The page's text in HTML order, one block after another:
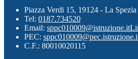
Piazza Verdi 15, 19124 - La Spezia
Tel: 0187.734520
Email: sppc010009@istruzione.it
PEC:
C.F.: 80010020115